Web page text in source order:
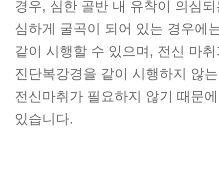
경우, 심한 골반 내 유착이 의심
심하게 굴곡이 되어 있는 경우에
같이 시행할 수 있으며, 전신 마
진단복강경을 같이 시행하지 않
전신마취가 필요하지 않기 때문
있습니다.